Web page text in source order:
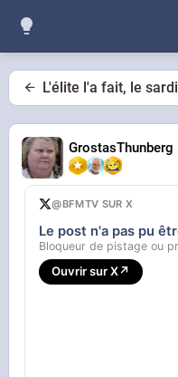
L'élite l'a fait, le
GrostasThunberg
@BFMTV SUR X
Le post n'a pas pu
Bloqueur de pistage ou
Ouvrir sur X↗